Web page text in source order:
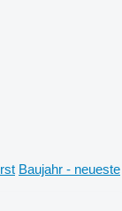
Baujahr - neueste